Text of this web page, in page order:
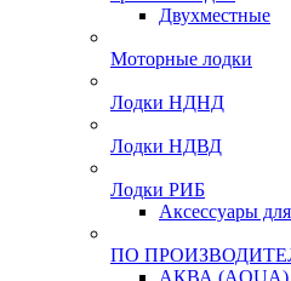
Двухместные
Моторные лодки
Лодки НДНД
Лодки НДВД
Лодки РИБ
Аксессуары
ПО
АКВА (AQUA)